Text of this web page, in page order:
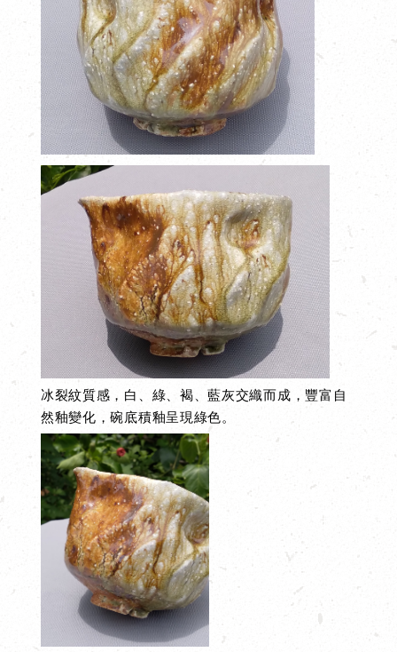
冰裂紋質感，白、綠、褐、藍灰交織而成，豐富自
然釉變化，碗底積釉呈現綠色。